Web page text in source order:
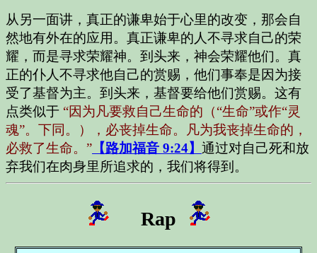
从另一面讲，真正的谦卑始于心里的改变，那会自
然地有外在的应用。真正谦卑的人不寻求自己的荣
耀，而是寻求荣耀神。到头来，神会荣耀他们。真
正的仆人不寻求他自己的赏赐，他们事奉是因为接
受了基督为主。到头来，基督要给他们赏赐。这有
点类似于 “因为凡要救自己生命的（“生命”或作“灵
魂”。下同。），必丧掉生命。凡为我丧掉生命的，
必救了生命。” 【路加福音 9:24】 通过对自己死和放
弃我们在肉身里所追求的，我们将得到。
Rap